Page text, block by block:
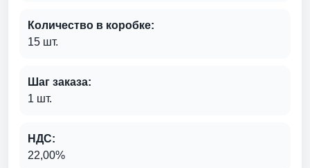
Количество в коробке:
15 шт.
Шаг заказа:
1 шт.
НДС:
22,00%